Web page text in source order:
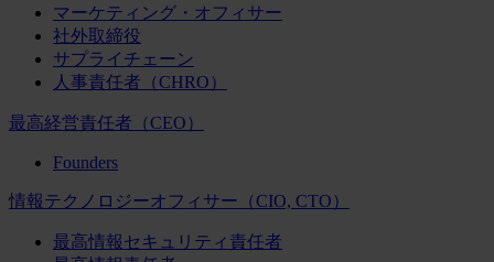
マーケティング・オフィサー
社外取締役
サプライチェーン
人事責任者（CHRO）
最高経営責任者（CEO）
Founders
情報テクノロジーオフィサー（CIO, CTO）
最高情報セキュリティ責任者